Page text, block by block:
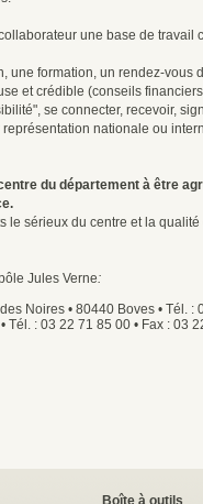
une base de
une formation, un rendez-vous
et crédible (conseils
se connecter, recevoir,
nationale ou
du département à être
sérieux du centre et la
Jules Verne:
Noires • 80440 Boves • Tél. :
: 03 22 71 85 00 • Fax : 03
Boîte à outils